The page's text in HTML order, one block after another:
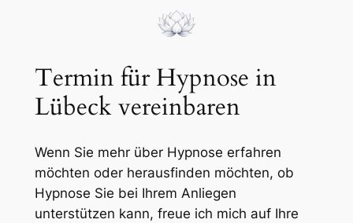
Termin für Hypnose in
Lübeck vereinbaren
Wenn Sie mehr über Hypnose erfahren
möchten oder herausfinden möchten, ob
Hypnose Sie bei Ihrem Anliegen
unterstützen kann, freue ich mich auf Ihre